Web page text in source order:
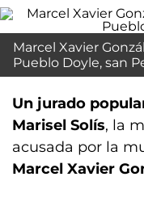
Marcel Xavier
Pueblo Doyle, san
Un jurado
Marisel Solís, la
acusada por la
Marcel Xavier